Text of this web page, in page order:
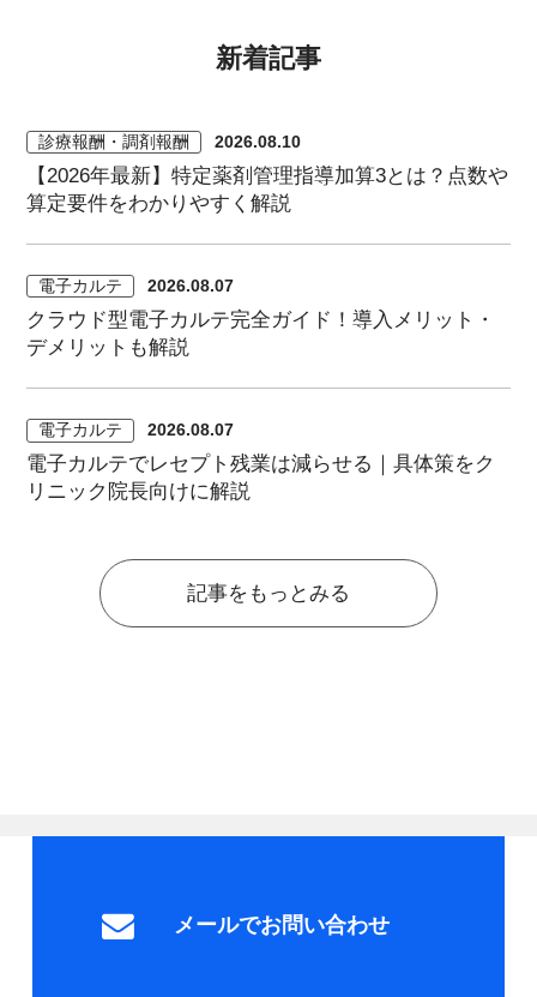
新着記事
診療報酬・調剤報酬 2026.08.10
【2026年最新】特定薬剤管理指導加算3とは？点数や
算定要件をわかりやすく解説
電子カルテ 2026.08.07
クラウド型電子カルテ完全ガイド！導入メリット・
デメリットも解説
電子カルテ 2026.08.07
電子カルテでレセプト残業は減らせる｜具体策をク
リニック院長向けに解説
記事をもっとみる
メールでお問い合わせ